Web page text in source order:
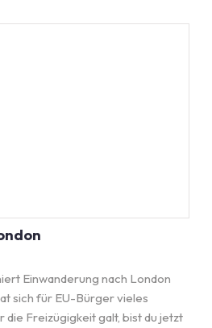
Einwanderung nach London
sich für EU-Bürger vieles
Freizügigkeit galt, bist du jetzt